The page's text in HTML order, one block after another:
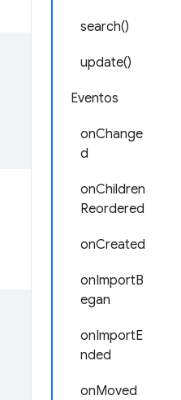
search()
update()
Eventos
onChange
d
onChildren
Reordered
onCreated
onImportB
egan
onImportE
nded
onMoved